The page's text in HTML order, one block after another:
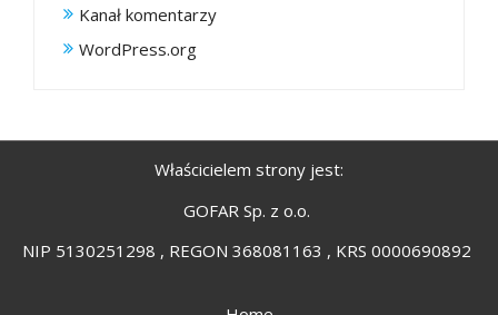
Kanał komentarzy
WordPress.org
Właścicielem strony jest:
GOFAR Sp. z o.o.
NIP 5130251298 , REGON 368081163 , KRS 0000690892